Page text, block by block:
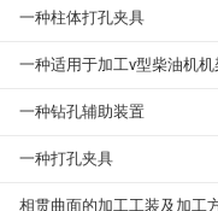
一种柱体打孔夹具
一种适用于加工v型柴油机
一种钻孔辅助装置
一种打孔夹具
相贯曲面的加工工装及加工